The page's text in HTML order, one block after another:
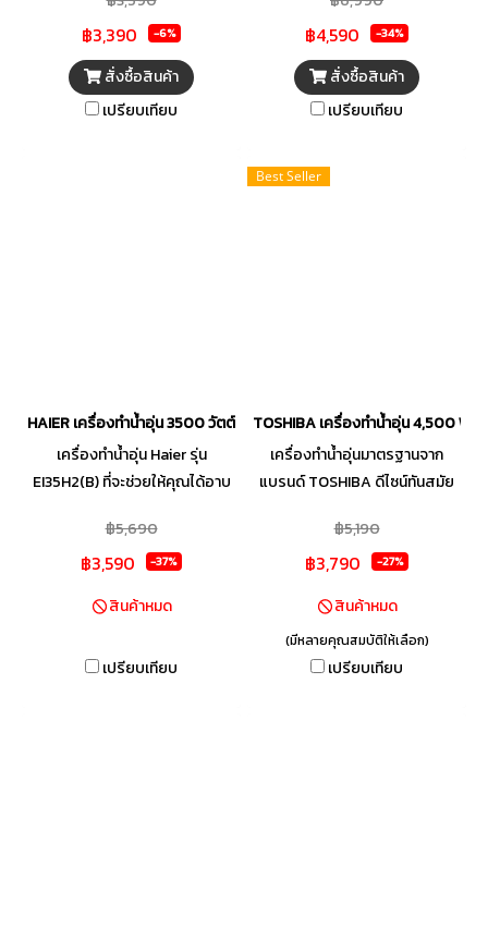
฿3,390 -6%
สั่งซื้อสินค้า
เปรียบเทียบ
ทำความสะอาดร่างกาย แต่ยังช่วย
ให้คุณรู้สึกผ่อนคลาย สดชื่นทุก
ครั้งที่อาบ ด้วยเทคโนโลยีการ
ทำความร้อน ที่คุณสามารถเลือก
ปรับอุณหภูมิได้ง่ายๆที่ปุ่มปรับ
ระดับ และด้วยระบบ Haier Shock
฿4,590 -34%
สั่งซื้อสินค้า
เปรียบเทียบ
HAIER เครื่องทำน้ำอุ่น 3500 วัตต์ รุ่น EI35H2(B) สีดำ
เครื่องทำน้ำอุ่น Haier รุ่น
EI35H2(B) ที่จะช่วยให้คุณได้อาบ
ทำความสะอาดร่างกาย แต่ยังช่วย
ให้คุณรู้สึกผ่อนคลาย สดชื่นทุก
ทำความร้อน ที่คุณสามารถเลือก
องศา พร้อมฝักบัวที่ปรับได้ 3
฿5,690
฿3,590 -37%
สินค้าหมด
เปรียบเทียบ
Best Seller
TOSHIBA เครื่องทำน้ำอุ่น 4,500
เครื่องทำน้ำอุ่นมาตรฐานจาก
แบรนด์ TOSHIBA ดีไซน์ทันสมัย
พร้อมระบบความปลอดภัย อาทิ เท
อร์โมสตัทแบบอัตโนมัติ ตัดการ
เกินไป, ฉนวนป้องกันไฟฟ้ารั่ว, ไฟ
แสดงสถานะการทำงานของ ELCB
ที่จะตัดกระแสไฟฟ้าทันทีเมื่อเกิด
฿5,190
฿3,790 -27%
สินค้าหมด
(มีหลายคุณสมบัติให้เลือก)
เปรียบเทียบ